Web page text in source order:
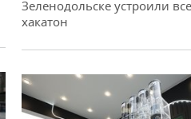
Зеленодольске устроили
хакатон